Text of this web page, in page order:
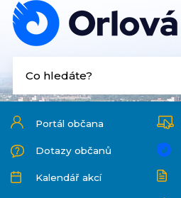
Portál občana
Dotazy občanů
Kalendář akcí